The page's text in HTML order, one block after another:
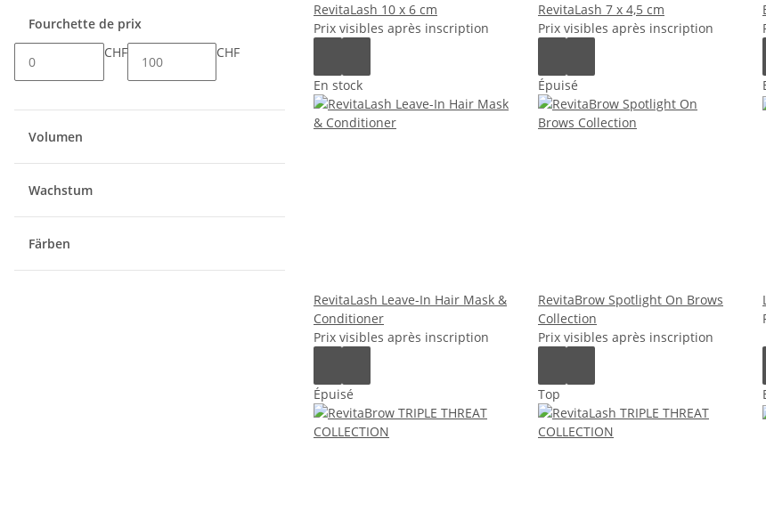
RevitaLash 10 x 6 cm
Prix visibles après inscription
RevitaLash 7 x 4,5 cm
Prix visibles après inscription
En stock
RevitaLash Leave-In Hair Mask &
Conditioner
Prix visibles après inscription
Épuisé
RevitaBrow Spotlight On Brows
Collection
Prix visibles après inscription
Épuisé Top
Fourchette de prix
CHF
CHF
Volumen
Wachstum
Färben